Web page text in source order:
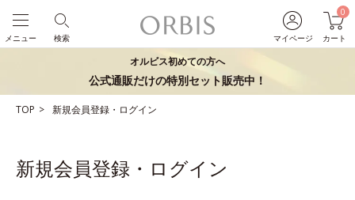
マイページ
0
カート
検索
メニュー
オルビス初めての方へ
公式通販だけの特別セット販売中！
TOP 新規会員登録・ログイン
新規会員登録・ログイン